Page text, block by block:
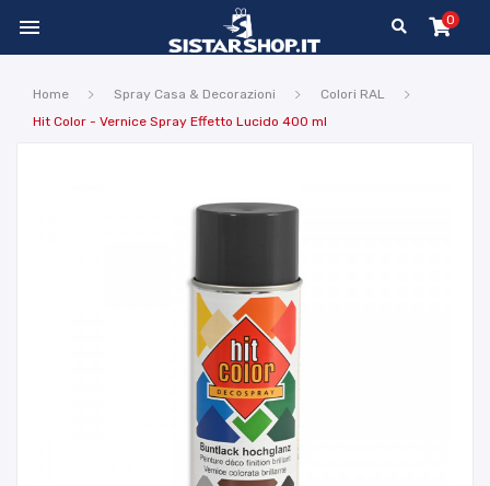
 0
Home Spray Casa & Decorazioni
Colori RAL
Hit Color - Vernice Spray Effetto Lucido 400 ml